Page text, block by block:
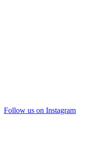
Follow us on Instagram